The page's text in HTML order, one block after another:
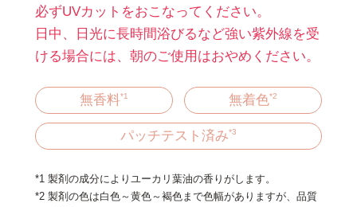
必ずUVカットをおこなってください。
日中、日光に長時間浴びるなど強い紫外線を受
ける場合には、朝のご使用はおやめください。
無香料*1 無着色*2
パッチテスト済み*3
*1 製剤の成分によりユーカリ葉油の香りがします。
*2 製剤の色は白色～黄色～褐色まで色幅がありますが、品質